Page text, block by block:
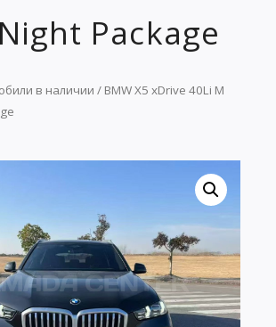
Package
в наличии / BMW X5 xDrive 40Li M